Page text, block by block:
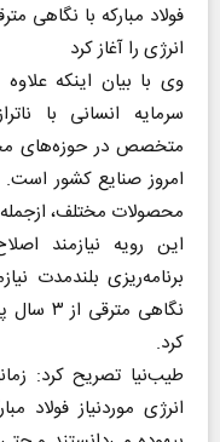
انرژی را آغاز کرد
وی با بیان اینکه
سرمایه انسانی با
متخصص در حوزه‌های
امروز صنایع کشور است.
محصولات مختلف،
این رویه نیازمند
برنامه‌ریزی بلندمدت
نگاهی
کرد.
طیب‌نیا تصریح کرد:
انرژی موردنیاز فولاد